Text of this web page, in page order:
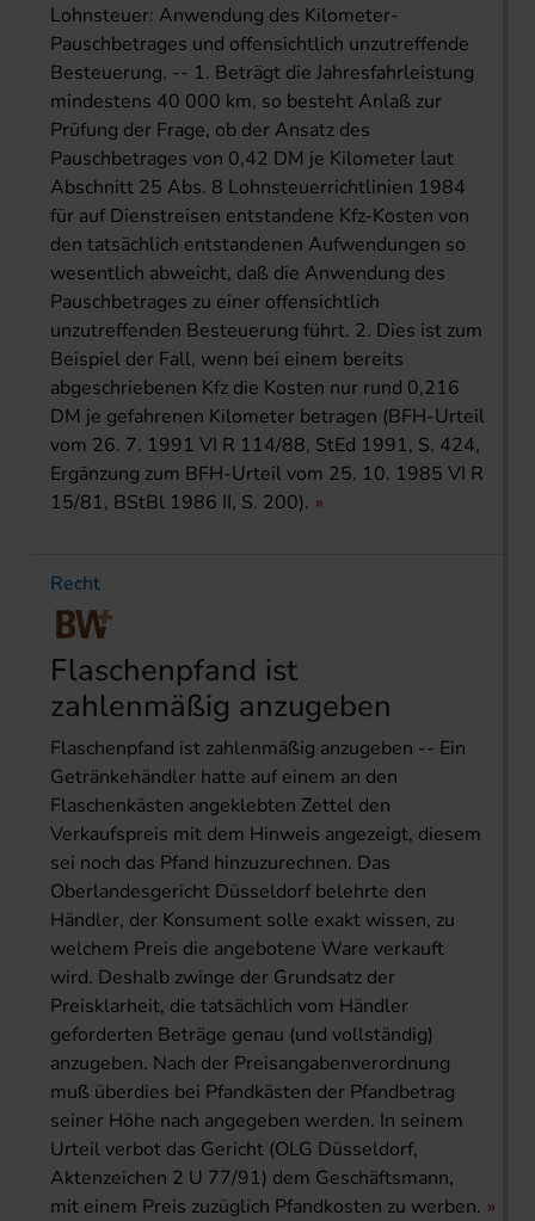
Lohnsteuer: Anwendung des Kilometer-
Pauschbetrages und offensichtlich unzutreffende
Besteuerung. -- 1. Beträgt die Jahresfahrleistung
mindestens 40 000 km, so besteht Anlaß zur
Prüfung der Frage, ob der Ansatz des
Pauschbetrages von 0,42 DM je Kilometer laut
Abschnitt 25 Abs. 8 Lohnsteuerrichtlinien 1984
für auf Dienstreisen entstandene Kfz-Kosten von
den tatsächlich entstandenen Aufwendungen so
wesentlich abweicht, daß die Anwendung des
Pauschbetrages zu einer offensichtlich
unzutreffenden Besteuerung führt. 2. Dies ist zum
Beispiel der Fall, wenn bei einem bereits
abgeschriebenen Kfz die Kosten nur rund 0,216
DM je gefahrenen Kilometer betragen (BFH-Urteil
vom 26. 7. 1991 VI R 114/88, StEd 1991, S. 424,
Ergänzung zum BFH-Urteil vom 25. 10. 1985 VI R
15/81, BStBl 1986 II, S. 200).
Recht
Flaschenpfand ist
zahlenmäßig anzugeben
Flaschenpfand ist zahlenmäßig anzugeben -- Ein
Getränkehändler hatte auf einem an den
Flaschenkästen angeklebten Zettel den
Verkaufspreis mit dem Hinweis angezeigt, diesem
sei noch das Pfand hinzuzurechnen. Das
Oberlandesgericht Düsseldorf belehrte den
Händler, der Konsument solle exakt wissen, zu
welchem Preis die angebotene Ware verkauft
wird. Deshalb zwinge der Grundsatz der
Preisklarheit, die tatsächlich vom Händler
geforderten Beträge genau (und vollständig)
anzugeben. Nach der Preisangabenverordnung
muß überdies bei Pfandkästen der Pfandbetrag
seiner Höhe nach angegeben werden. In seinem
Urteil verbot das Gericht (OLG Düsseldorf,
Aktenzeichen 2 U 77/91) dem Geschäftsmann,
mit einem Preis zuzüglich Pfandkosten zu werben.